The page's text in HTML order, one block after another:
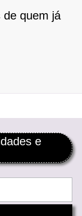
de quem já
e